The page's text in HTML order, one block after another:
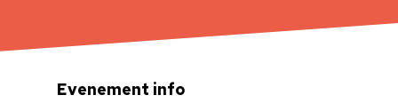
Evenement info